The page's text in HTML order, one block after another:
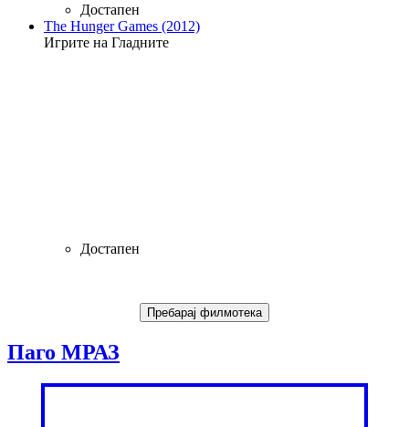
Достапен
The Hunger Games (2012)
Игрите на Гладните
Достапен
Паго МРАЗ